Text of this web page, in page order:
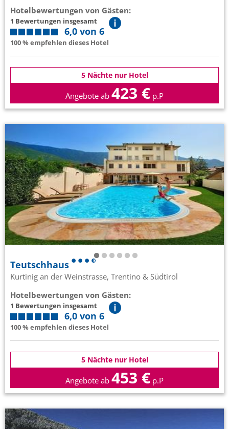
Hotelbewertungen von Gästen:
1 Bewertungen insgesamt
6,0 von 6
100 % empfehlen dieses Hotel
5 Nächte nur Hotel
Angebote ab 423 € p.P
Teutschhaus
Kurtinig an der Weinstrasse, Trentino & Südtirol
Hotelbewertungen von Gästen:
1 Bewertungen insgesamt
6,0 von 6
100 % empfehlen dieses Hotel
5 Nächte nur Hotel
Angebote ab 453 € p.P